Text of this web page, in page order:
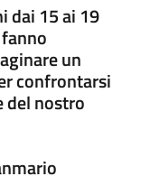
dai 15 ai 19
un
confrontarsi
del nostro